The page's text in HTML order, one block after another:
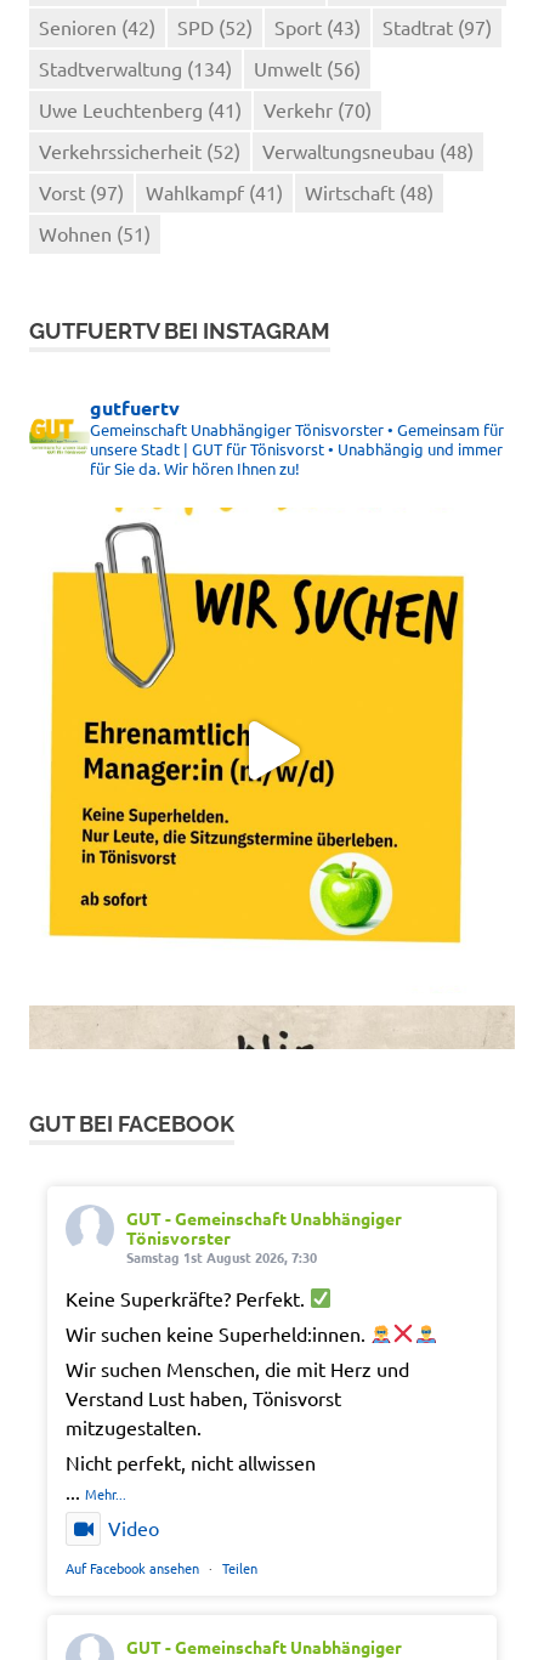
Senioren (42) SPD (52) Sport (43) Stadtrat (97)
Stadtverwaltung (134) Umwelt (56)
Uwe Leuchtenberg (41) Verkehr (70)
Verkehrssicherheit (52) Verwaltungsneubau (48)
Vorst (97) Wahlkampf (41) Wirtschaft (48)
Wohnen (51)
GUTFUERTV BEI INSTAGRAM
gutfuertv
Gemeinschaft Unabhängiger Tönisvorster • Gemeinsam für
unsere Stadt | GUT für Tönisvorst • Unabhängig und immer
für Sie da. Wir hören Ihnen zu!
GUT BEI FACEBOOK
GUT - Gemeinschaft Unabhängiger
Tönisvorster
Samstag 1st August 2026, 7:30
Keine Superkräfte? Perfekt.
Wir suchen keine Superheld:innen.
Wir suchen Menschen, die mit Herz und
Verstand Lust haben, Tönisvorst
mitzugestalten.
Nicht perfekt, nicht allwissen
Mehr...
Video
Auf Facebook ansehen · Teilen
GUT - Gemeinschaft Unabhängiger